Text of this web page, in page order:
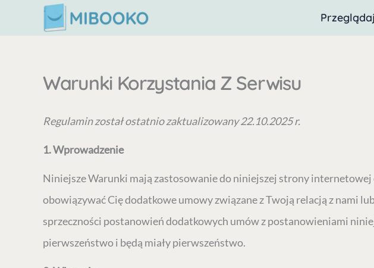
Warunki Korzystania Z Serwisu
Regulamin został ostatnio zaktualizowany 22.10.2025 r.
1. Wprowadzenie
Niniejsze Warunki mają zastosowanie do niniejszej strony
obowiązywać Cię dodatkowe umowy związane z Twoją relacją z nami
sprzeczności postanowień dodatkowych umów z postanowieniami
pierwszeństwo i będą miały pierwszeństwo.